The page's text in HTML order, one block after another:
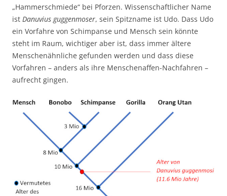
„Hammerschmiede“ bei Pforzen. Wissenschaftlicher Name
ist Danuvius guggenmoser, sein Spitzname ist Udo. Dass Udo
ein Vorfahre von Schimpanse und Mensch sein könnte
steht im Raum, wichtiger aber ist, dass immer ältere
Menschenähnliche gefunden werden und dass diese
Vorfahren – anders als ihre Menschenaffen-Nachfahren –
aufrecht gingen.